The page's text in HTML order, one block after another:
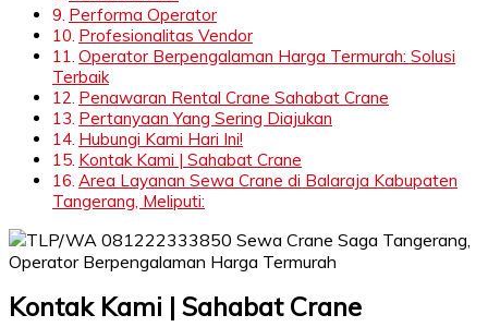
Performa Operator
Profesionalitas Vendor
Operator Berpengalaman Harga Termurah: Solusi
Terbaik
Penawaran Rental Crane Sahabat Crane
Pertanyaan Yang Sering Diajukan
Hubungi Kami Hari Ini!
Kontak Kami | Sahabat Crane
Area Layanan Sewa Crane di Balaraja Kabupaten
Tangerang, Meliputi:
Kontak Kami | Sahabat Crane